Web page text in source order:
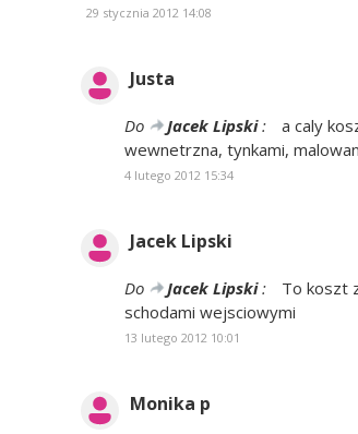
29 stycznia 2012 14:08
Justa
Do Jacek Lipski:
a caly
wewnetrzna, tynkami,
4 lutego 2012 15:34
Jacek Lipski
Do Jacek Lipski:
To koszt
schodami wejsciowymi
13 lutego 2012 10:01
Monika p